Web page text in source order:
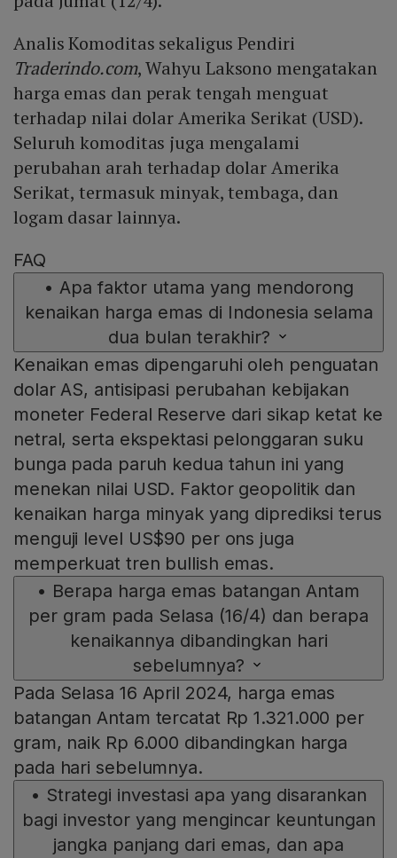
Analis Komoditas sekaligus Pendiri
Traderindo.com, Wahyu Laksono mengatakan
harga emas dan perak tengah menguat
terhadap nilai dolar Amerika Serikat (USD).
Seluruh komoditas juga mengalami
perubahan arah terhadap dolar Amerika
Serikat, termasuk minyak, tembaga, dan
logam dasar lainnya.
FAQ
• Apa faktor utama yang mendorong
kenaikan harga emas di Indonesia selama
dua bulan terakhir?
Kenaikan emas dipengaruhi oleh penguatan
dolar AS, antisipasi perubahan kebijakan
moneter Federal Reserve dari sikap ketat ke
netral, serta ekspektasi pelonggaran suku
bunga pada paruh kedua tahun ini yang
menekan nilai USD. Faktor geopolitik dan
kenaikan harga minyak yang diprediksi terus
menguji level US$90 per ons juga
memperkuat tren bullish emas.
• Berapa harga emas batangan Antam
per gram pada Selasa (16/4) dan berapa
kenaikannya dibandingkan hari
sebelumnya?
Pada Selasa 16 April 2024, harga emas
batangan Antam tercatat Rp 1.321.000 per
gram, naik Rp 6.000 dibandingkan harga
pada hari sebelumnya.
• Strategi investasi apa yang disarankan
bagi investor yang mengincar keuntungan
jangka panjang dari emas, dan apa